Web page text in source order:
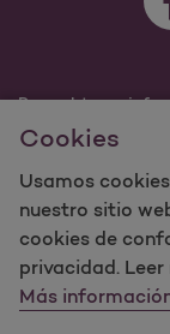
Cookies
Usamos
nuestro sitio
cookies de
privacidad.
Más
Para obtener
Healthcare
©2023 Molina
reservados.
Molina -Términos
mapa del sitio